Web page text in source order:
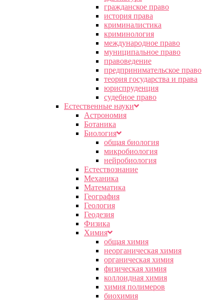
гражданское право
история права
криминалистика
криминология
международное право
муниципальное право
правоведение
предпринимательское право
теория государства и права
юриспруденция
судебное право
Естественные науки
Астрономия
Ботаника
Биология
общая биология
микробиология
нейробиология
Естествознание
Механика
Математика
География
Геология
Геодезия
Физика
Химия
общая химия
неорганическая химия
органическая химия
физическая химия
коллоидная химия
химия полимеров
биохимия